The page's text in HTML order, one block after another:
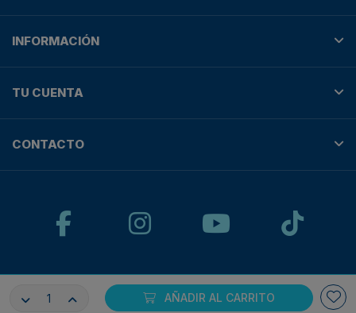
AÑADIR AL CARRITO
INFORMACIÓN
TU CUENTA
CONTACTO
© Plotteralia